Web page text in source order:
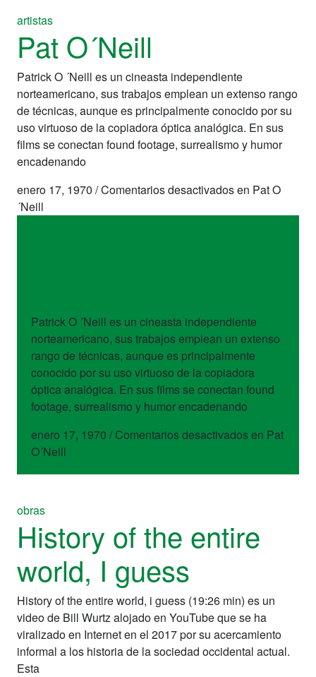
artistas
Pat O´Neill
Patrick O ´Neill es un cineasta independiente
norteamericano, sus trabajos emplean un extenso rango
de técnicas, aunque es principalmente conocido por su
uso virtuoso de la copiadora óptica analógica. En sus
films se conectan found footage, surrealismo y humor
encadenando
enero 17, 1970 /Comentarios desactivadosen Pat O
´Neill
Patrick O ´Neill es un cineasta independiente
norteamericano, sus trabajos emplean un extenso
rango de técnicas, aunque es principalmente
conocido por su uso virtuoso de la copiadora
óptica analógica. En sus films se conectan found
footage, surrealismo y humor encadenando
enero 17, 1970 / Comentarios desactivadosen Pat
O´Neill
obras
History of the entire
world, I guess
History of the entire world, i guess (19:26 min) es un
video de Bill Wurtz alojado en YouTube que se ha
viralizado en Internet en el 2017 por su acercamiento
informal a los historia de la sociedad occidental actual.
Esta